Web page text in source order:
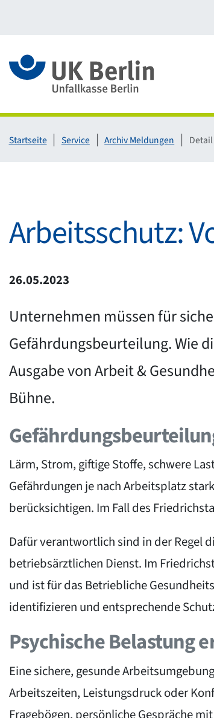
Link zur
Startseite Service Archiv Meldungen Detail
Arbeitsschutz:
26.05.2023
Unternehmen müssen für
Gefährdungsbeurteilung. Wie
Ausgabe von Arbeit &
Bühne.
Lärm, Strom, giftige Stoffe, schwere
Gefährdungen je nach Arbeitsplatz
berücksichtigen. Im Fall des
Dafür verantwortlich sind in der Regel
betriebsärztlichen Dienst. Im
und ist für das Betriebliche
identifizieren und entsprechende
Psychische Belastung
Eine sichere, gesunde
Arbeitszeiten, Leistungsdruck oder
Fragebögen, persönliche Gespräche